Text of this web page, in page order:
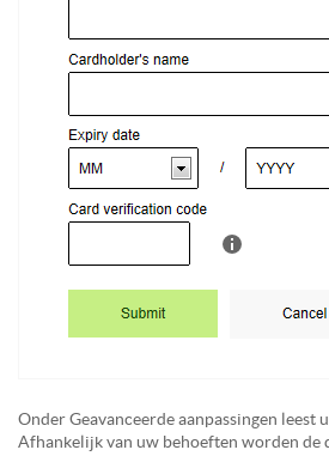
Onder Geavanceerde aanpassingen
Afhankelijk van uw behoeften worden de